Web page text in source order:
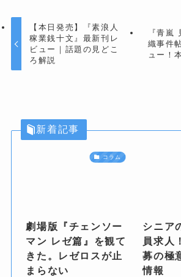
【本日発売】『素浪人
稼業銭十文』最新刊レ
ビュー｜話題の見どこ
ろ解説
『青嵐
織事件
ュー！
新着記事
コラム
劇場版『チェンソー
マン レゼ篇』を観て
きた。レゼロスが止
まらない
シニア
員求人
募の極
情報